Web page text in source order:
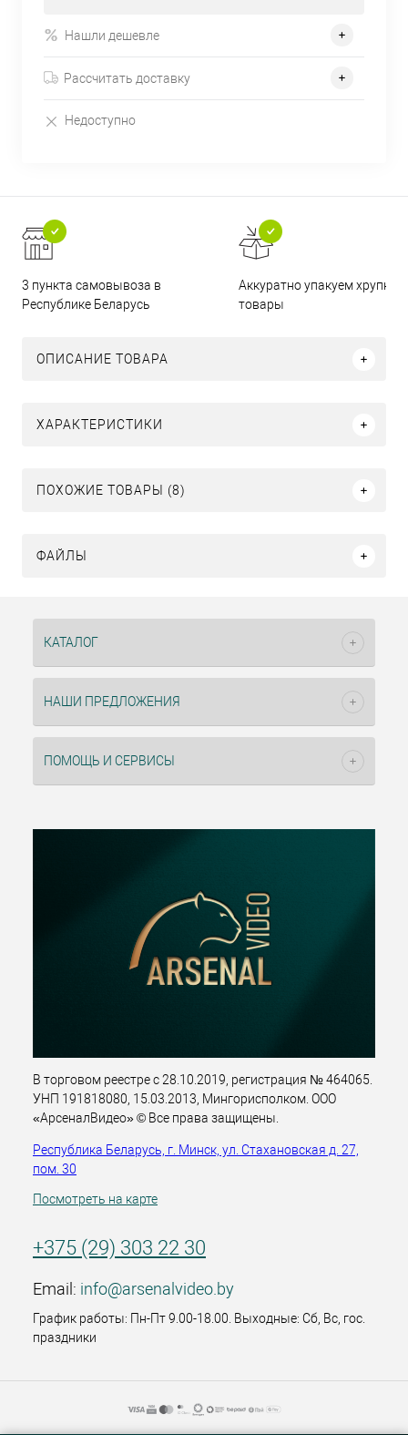
Нашли дешевле
Рассчитать доставку
Недоступно
3 пункта самовывоза в
Республике Беларусь
Аккуратно упакуем хрупкие
товары
ОПИСАНИЕ ТОВАРА
ХАРАКТЕРИСТИКИ
ПОХОЖИЕ ТОВАРЫ (8)
ФАЙЛЫ
КАТАЛОГ
НАШИ ПРЕДЛОЖЕНИЯ
ПОМОЩЬ И СЕРВИСЫ
В торговом реестре с 28.10.2019, регистрация № 464065.
УНП 191818080, 15.03.2013, Мингорисполком. ООО
«АрсеналВидео» © Все права защищены.
Республика Беларусь, г. Минск, ул. Стахановская д. 27,
пом. 30
Посмотреть на карте
+375 (29) 303 22 30
Email: info@arsenalvideo.by
График работы: Пн-Пт 9.00-18.00. Выходные: Сб, Вс, гос.
праздники